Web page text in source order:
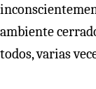
ambiente
todos, varias